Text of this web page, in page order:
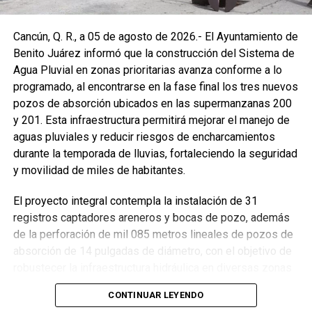
Cancún, Q. R., a 05 de agosto de 2026.- El Ayuntamiento de
Benito Juárez informó que la construcción del Sistema de
Agua Pluvial en zonas prioritarias avanza conforme a lo
programado, al encontrarse en la fase final los tres nuevos
pozos de absorción ubicados en las supermanzanas 200
y 201. Esta infraestructura permitirá mejorar el manejo de
aguas pluviales y reducir riesgos de encharcamientos
durante la temporada de lluvias, fortaleciendo la seguridad
y movilidad de miles de habitantes.
El proyecto integral contempla la instalación de 31
registros captadores areneros y bocas de pozo, además
de la perforación de mil 085 metros lineales de pozos de
absorción de 14 pulgadas de diámetro, con el objetivo de
de la ciudad. La Encargada de Despacho de la Presidencia
Municipal, Landy Guadalupe Canché Pantoja, supervisó
CONTINUAR LEYENDO